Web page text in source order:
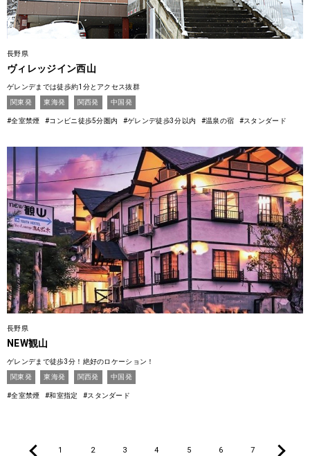
長野県
ヴィレッジイン西山
ゲレンデまでは徒歩約1分とアクセス抜群
関東発
東海発 関西発 中国発
#全室禁煙 #コンビニ徒歩5分圏内 #ゲレンデ徒歩3分以内 #温泉の宿 #スタンダード
長野県
NEW観山
ゲレンデまで徒歩3分！絶好のロケーション！
関東発
東海発 関西発 中国発
#全室禁煙 #和室指定 #スタンダード
1 2 3 4 5 6 7